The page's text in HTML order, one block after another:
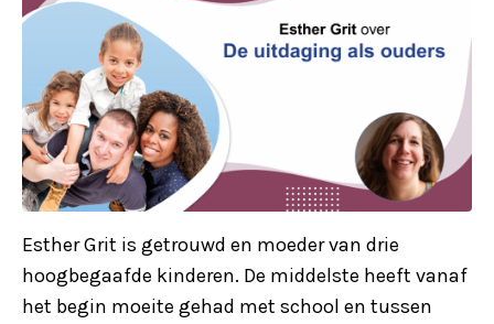
Esther Grit is getrouwd en moeder van drie
hoogbegaafde kinderen. De middelste heeft vanaf
het begin moeite gehad met school en tussen